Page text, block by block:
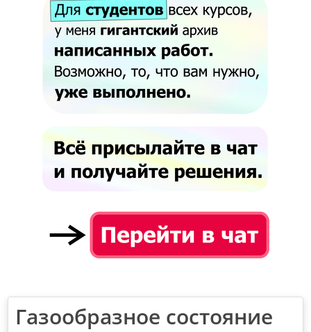
Газообразное состояние